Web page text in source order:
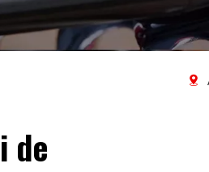
de